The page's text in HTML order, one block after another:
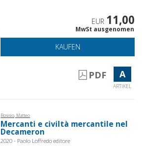
EUR 11,00
MwSt ausgenomen
KAUFEN
PDF A
ARTIKEL
Bosisio, Matteo
Mercanti e civiltà mercantile nel
Decameron
2020 - Paolo Loffredo editore